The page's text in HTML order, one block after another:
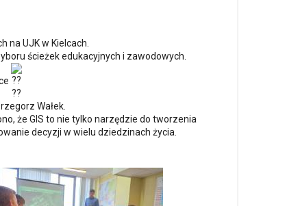
na UJK w Kielcach.
ścieżek edukacyjnych i zawodowych.
Wałek.
że GIS to nie tylko narzędzie do tworzenia
decyzji w wielu dziedzinach życia.